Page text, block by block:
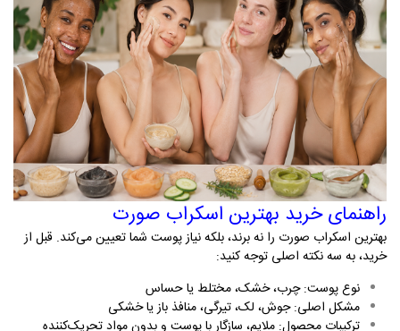
راهنمای خرید بهترین اسکراب صورت
بهترین اسکراب صورت را نه برند، بلکه نیاز پوست شما تعیین می‌کند. قبل از
خرید، به سه نکته اصلی توجه کنید:
نوع پوست: چرب، خشک، مختلط یا حساس
مشکل اصلی: جوش، لک، تیرگی، منافذ باز یا خشکی
ترکیبات محصول: ملایم، سازگار با پوست و بدون مواد تحریک‌کننده